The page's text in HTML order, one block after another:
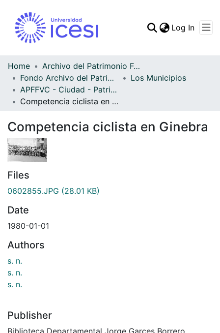
Statistics
Log In
Home
Archivo del Patrimonio Fotográfico y Fílmico del Valle del Cauca
Fondo Archivo del Patrimonio Fotográfico y Fílmico del Valle del Cauca
Los Municipios
APFFVC - Ciudad - Patrimonial
Competencia ciclista en Ginebra
Competencia ciclista en Ginebra
Files
0602855.JPG (28.01 KB)
Date
1980-01-01
Authors
s. n.
s. n.
s. n.
Publisher
Biblioteca Departamental Jorge Garces Borrero